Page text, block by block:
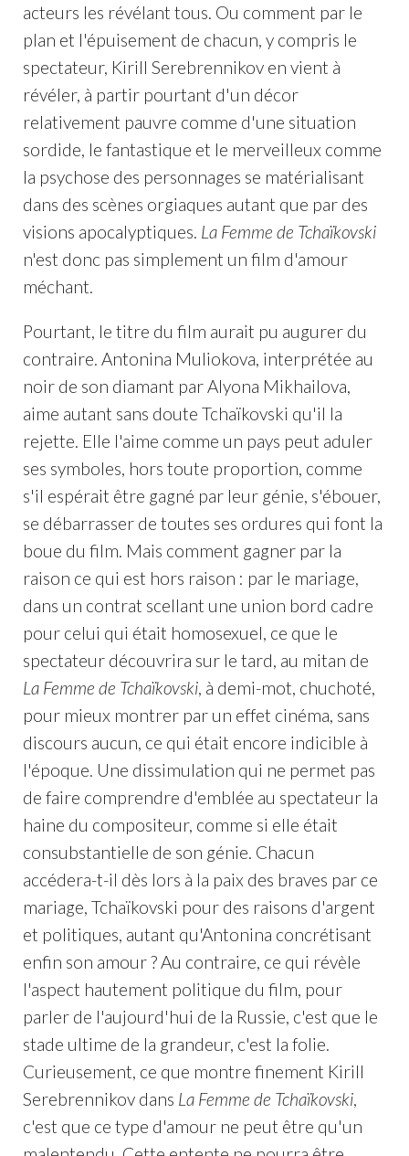
acteurs les révélant tous. Ou comment par le
plan et l'épuisement de chacun, y compris le
spectateur, Kirill Serebrennikov en vient à
révéler, à partir pourtant d'un décor
relativement pauvre comme d'une situation
sordide, le fantastique et le merveilleux comme
la psychose des personnages se matérialisant
dans des scènes orgiaques autant que par des
visions apocalyptiques. La Femme de Tchaïkovski
n'est donc pas simplement un film d'amour
méchant.
Pourtant, le titre du film aurait pu augurer du
contraire. Antonina Muliokova, interprétée au
noir de son diamant par Alyona Mikhailova,
aime autant sans doute Tchaïkovski qu'il la
rejette. Elle l'aime comme un pays peut aduler
ses symboles, hors toute proportion, comme
s'il espérait être gagné par leur génie, s'ébouer,
se débarrasser de toutes ses ordures qui font la
boue du film. Mais comment gagner par la
raison ce qui est hors raison : par le mariage,
dans un contrat scellant une union bord cadre
pour celui qui était homosexuel, ce que le
spectateur découvrira sur le tard, au mitan de
La Femme de Tchaïkovski, à demi-mot, chuchoté,
pour mieux montrer par un effet cinéma, sans
discours aucun, ce qui était encore indicible à
l'époque. Une dissimulation qui ne permet pas
de faire comprendre d'emblée au spectateur la
haine du compositeur, comme si elle était
consubstantielle de son génie. Chacun
accédera-t-il dès lors à la paix des braves par ce
mariage, Tchaïkovski pour des raisons d'argent
et politiques, autant qu'Antonina concrétisant
enfin son amour ? Au contraire, ce qui révèle
l'aspect hautement politique du film, pour
parler de l'aujourd'hui de la Russie, c'est que le
stade ultime de la grandeur, c'est la folie.
Curieusement, ce que montre finement Kirill
Serebrennikov dans La Femme de Tchaïkovski,
c'est que ce type d'amour ne peut être qu'un